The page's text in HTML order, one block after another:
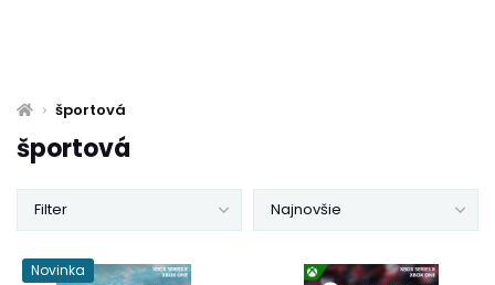
športová
športová
Najnovšie
Filter
Novinka